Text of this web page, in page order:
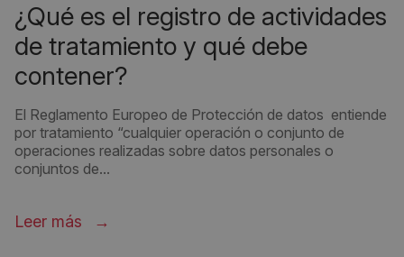
¿qué es el registro de actividades
de tratamiento y qué debe
contener?
El Reglamento Europeo de Protección de datos entiende
por tratamiento “cualquier operación o conjunto de
operaciones realizadas sobre datos personales o
conjuntos de...
Leer más